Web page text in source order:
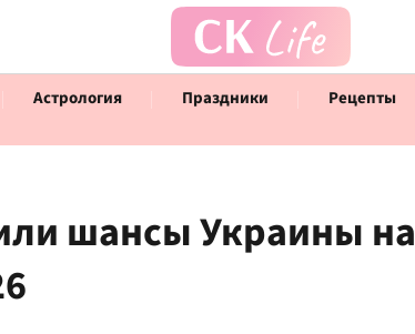
Астрология Праздники Рецепты
шансы Украины на